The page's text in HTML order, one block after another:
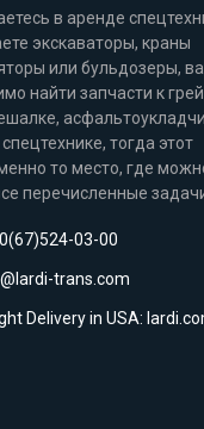
в аренде
экскаваторы, краны
или бульдозеры,
найти запчасти к
тогда этот
то место, где
перечисленные
03-00
trans.com
Delivery in USA: